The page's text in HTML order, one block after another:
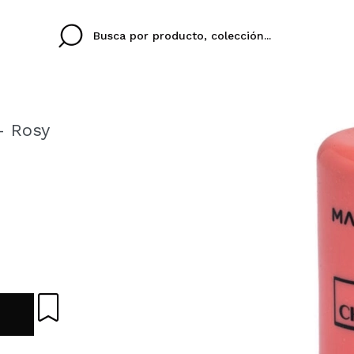
Al crear una cuenta
rápidamente, revisar
IDIOMA ENGLISH
Rosy
colori